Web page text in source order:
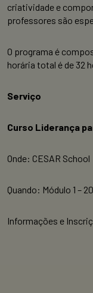
criatividade e
professores são
O programa é
horária total é de 32
Serviço
Curso Liderança
Onde: CESAR School
Quando: Módulo 1 –
Informações e